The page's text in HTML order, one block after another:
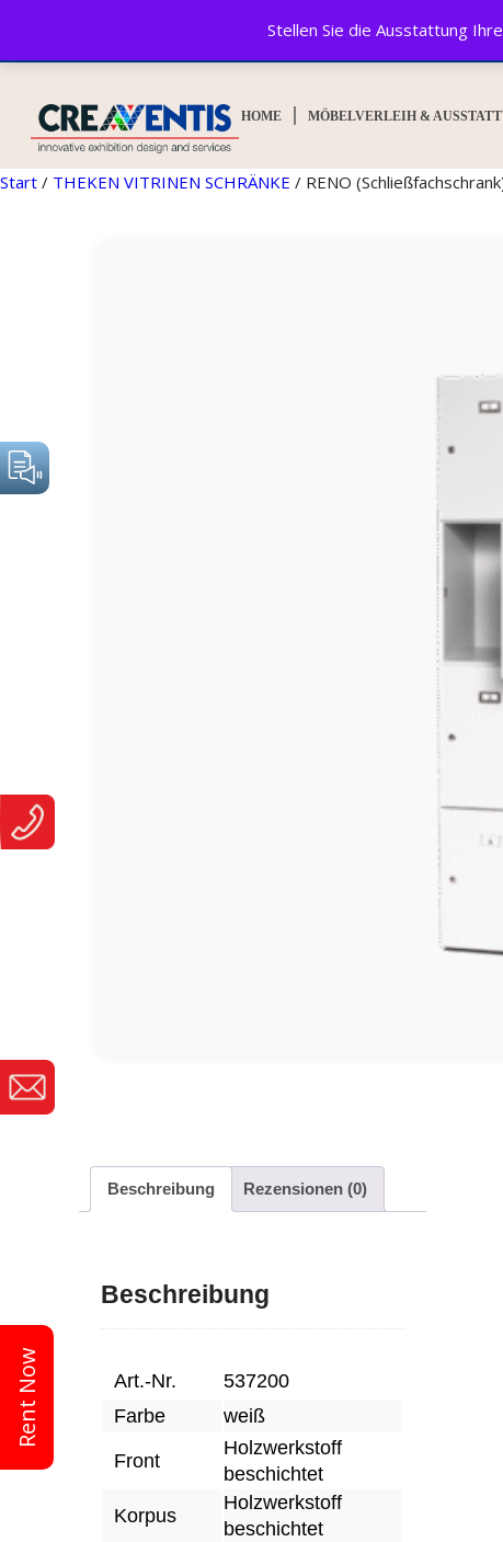
Stellen Sie die Ausstattung
© CREAVENTIS GmbH&Co. KG 2025. All rights reserved.
Rent Now
HOME MÖBELVERLEIH &
Start / THEKEN VITRINEN SCHRÄNKE / RENO
Beschreibung Rezensionen (0)
Beschreibung
Art.-Nr.
537200
Farbe
weiß
Front
Holzwerkstoff
beschichtet
Korpus
Holzwerkstoff
beschichtet